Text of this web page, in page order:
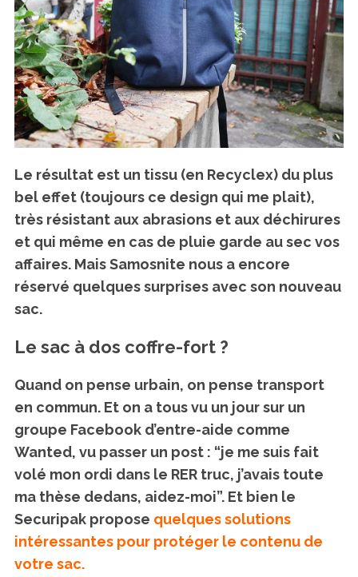
Le résultat est un tissu (en Recyclex) du plus
bel effet (toujours ce design qui me plait),
très résistant aux abrasions et aux déchirures
et qui même en cas de pluie garde au sec vos
affaires. Mais Samosnite nous a encore
réservé quelques surprises avec son nouveau
sac.
Le sac à dos coffre-fort ?
Quand on pense urbain, on pense transport
en commun. Et on a tous vu un jour sur un
groupe Facebook d’entre-aide comme
Wanted, vu passer un post : “je me suis fait
volé mon ordi dans le RER truc, j’avais toute
ma thèse dedans, aidez-moi”. Et bien le
Securipak propose quelques solutions
intéressantes pour protéger le contenu de
votre sac.